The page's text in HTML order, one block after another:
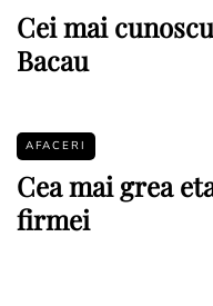
Cei mai
Bacau
AFACERI
Cea mai grea
firmei